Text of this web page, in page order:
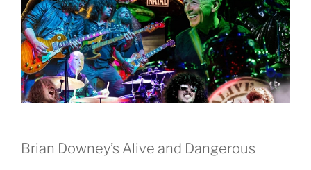
Brian Downey’s Alive and Dangerous